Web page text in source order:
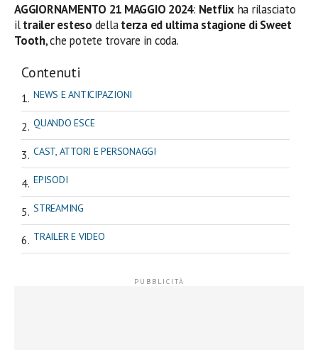
AGGIORNAMENTO 21 MAGGIO 2024: Netflixha rilasciato
iltrailer esteso dellaterza ed ultima stagione di Sweet
Tooth, che potete trovare in coda.
Contenuti
NEWS E ANTICIPAZIONI
QUANDO ESCE
CAST, ATTORI E PERSONAGGI
EPISODI
STREAMING
TRAILER E VIDEO